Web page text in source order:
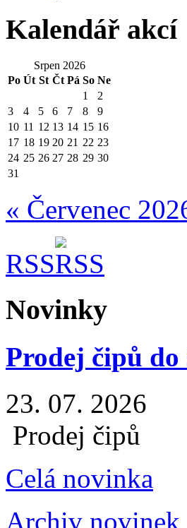
Kalendář akcí
Srpen 2026
Po Út St Čt Pá So Ne
1
2
3
4 5 6 7 8
9
10 11 12 13 14 15 16
17 18 19 20 21 22 23
24 25 26 27 28 29 30
31
« Červenec
RSS
Novinky
Prodej čipů
23. 07. 2026
Prodej čipů
Celá novinka
Archiv novinek